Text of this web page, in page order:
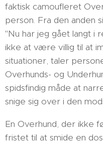
faktisk camoufleret
person. Fra den anden
"Nu har jeg gået langt i
ikke at være villig til at
situationer, taler
Overhunds- og
spidsfindig måde at
snige sig over i den
En Overhund, der ikke
fristet til at smide en